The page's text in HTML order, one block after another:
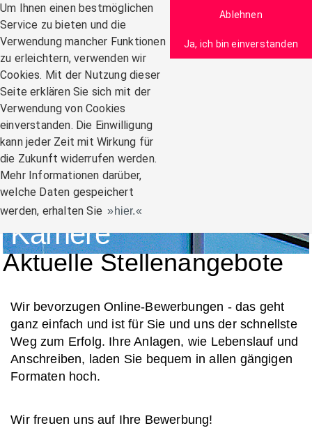
Um Ihnen einen bestmöglichen
Service zu bieten und die
Verwendung mancher Funktionen
zu erleichtern, verwenden wir
Cookies. Mit der Nutzung dieser
Seite erklären Sie sich mit der
Verwendung von Cookies
einverstanden. Die Einwilligung
kann jeder Zeit mit Wirkung für
die Zukunft widerrufen werden.
Mehr Informationen darüber,
welche Daten gespeichert
werden, erhalten Sie
hier.
Ablehnen
Ja, ich bin einverstanden
Zum Inhalt
Navigation:
Karriere
Aktuelle Stellenangebote
Wir bevorzugen Online-Bewerbungen - das geht
ganz einfach und ist für Sie und uns der schnellste
Weg zum Erfolg. Ihre Anlagen, wie Lebenslauf und
Anschreiben, laden Sie bequem in allen gängigen
Formaten hoch.
Wir freuen uns auf Ihre Bewerbung!